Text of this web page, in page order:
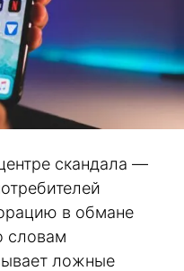
скандала —
в обмане
словам
ложные